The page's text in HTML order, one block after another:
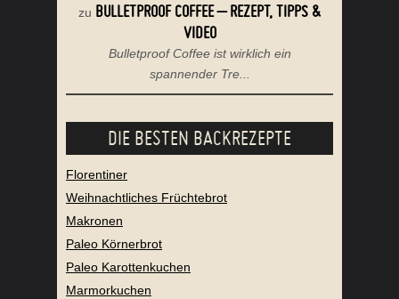
zu BULLETPROOF COFFEE – REZEPT, TIPPS &
VIDEO
Bulletproof Coffee ist wirklich ein
spannender Tre...
DIE BESTEN BACKREZEPTE
Florentiner
Weihnachtliches Früchtebrot
Makronen
Paleo Körnerbrot
Paleo Karottenkuchen
Marmorkuchen